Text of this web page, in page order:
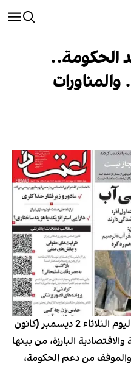
الحكومة..
ناقشت الصحف الإيرانية الصادرة اليوم الثلاثاء 2 ديسمبر (كانون
البارزة، من بينها
من دعم الحكومة،